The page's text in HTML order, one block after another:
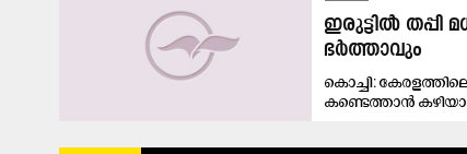
ഇരുട്ടിൽ
ഭർത്താവും
കൊച്ചി:
കണ്ടെത്താൻ